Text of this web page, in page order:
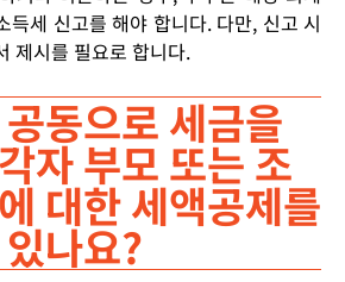
득세 신고를 해야 합니다. 다만, 신고 시
제시를 필요로 합니다.
동으로 세금을
자 부모 또는 조
대한 세액공제를
나요?